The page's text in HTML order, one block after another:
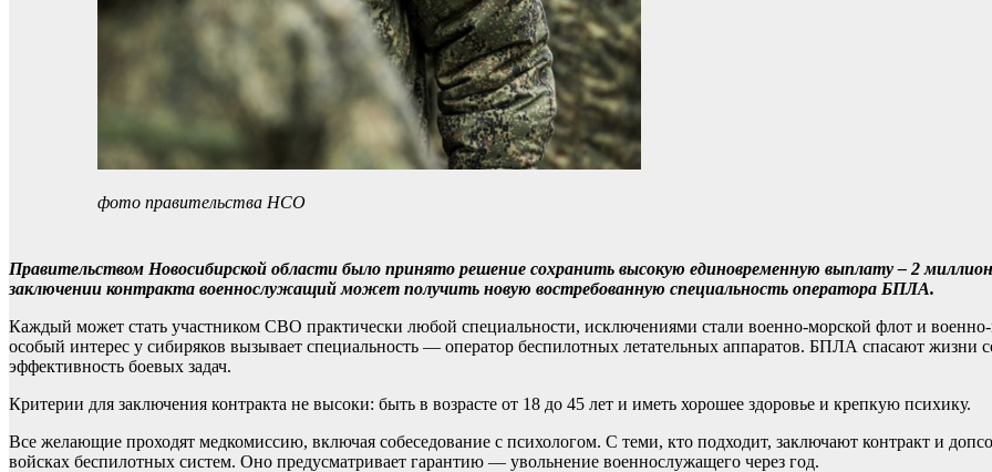
фото правительства НСО
Правительством Новосибирской области было принято решение сохранить высокую единовременную выплату – 2
заключении контракта военнослужащий может получить новую востребованную специальность оператора БПЛА.
Каждый может стать участником СВО практически любой специальности, исключениями стали военно-морской флот и
особый интерес у сибиряков вызывает специальность — оператор беспилотных летательных аппаратов. БПЛА спасают жизни
эффективность боевых задач.
Критерии для заключения контракта не высоки: быть в возрасте от 18 до 45 лет и иметь хорошее здоровье и крепкую психику.
Все желающие проходят медкомиссию, включая собеседование с психологом. С теми, кто подходит, заключают контракт и
войсках беспилотных систем. Оно предусматривает гарантию — увольнение военнослужащего через год.